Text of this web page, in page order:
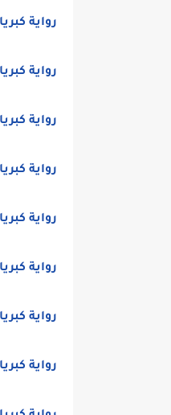
رواية
رواية
رواية
رواية
رواية
رواية
رواية
رواية